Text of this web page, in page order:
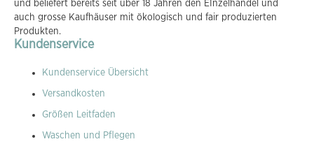
und beliefert bereits seit über 18 Jahren den EInzelhandel und
auch grosse Kaufhäuser mit ökologisch und fair produzierten
Produkten.
Kundenservice
Kundenservice Übersicht
Versandkosten
Größen Leitfaden
Waschen und Pflegen